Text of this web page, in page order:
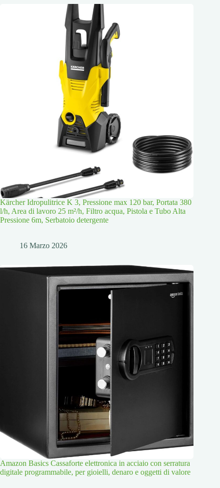
Kärcher Idropulitrice K 3, Pressione max 120 bar, Portata 380
l/h, Area di lavoro 25 m²/h, Filtro acqua, Pistola e Tubo Alta
Pressione 6m, Serbatoio detergente
16 Marzo 2026
Amazon Basics Cassaforte elettronica in acciaio con serratura
digitale programmabile, per gioielli, denaro e oggetti di valore